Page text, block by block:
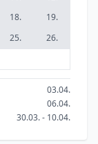
18.
19.
25.
26.
03.04.
06.04.
30.03. - 10.04.